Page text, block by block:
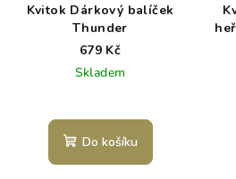
Kvitok Dárkový balíček
Thunder
679 Kč
Skladem
Do košíku